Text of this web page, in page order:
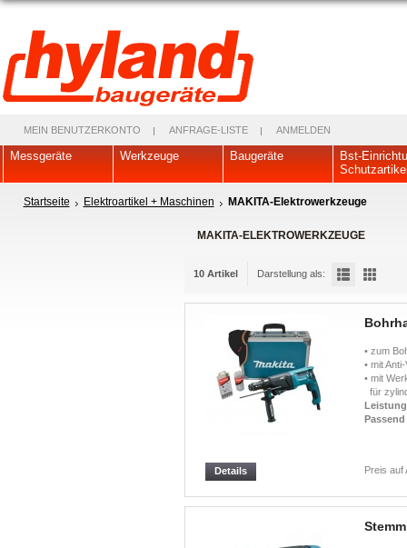
MEIN BENUTZERKONTO ANFRAGE-LISTE ANMELDEN
Messgeräte Werkzeuge Baugeräte
Bst-
Startseite Elektroartikel + Maschinen MAKITA-Elektrowerkzeuge
MAKITA-ELEKTROWERKZEUGE
10 Artikel Darstellung als:
• zum
• mit
• mit
für
Preis auf
Details